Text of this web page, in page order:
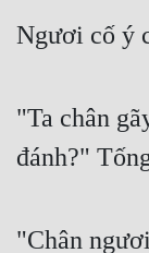
Ngươi cố ý
"Ta chân
đánh?"
"Chân